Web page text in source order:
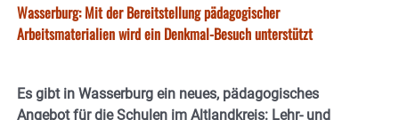
Wasserburg: Mit der Bereitstellung pädagogischer
Arbeitsmaterialien wird ein Denkmal-Besuch unterstützt
Es gibt in Wasserburg ein neues, pädagogisches
Angebot für die Schulen im Altlandkreis: Lehr- und